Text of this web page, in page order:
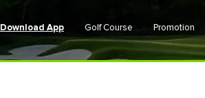
Download App Golf Course Promotion